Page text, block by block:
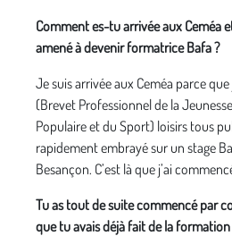
Comment es-tu arrivée aux Ceméa
amené à devenir formatrice Bafa ?
Je suis arrivée aux Ceméa parce
(Brevet Professionnel de la
Populaire et du Sport) loisirs tous
rapidement embrayé sur un stage
Besançon. C’est là que j’ai
Tu as tout de suite commencé par
que tu avais déjà fait de la